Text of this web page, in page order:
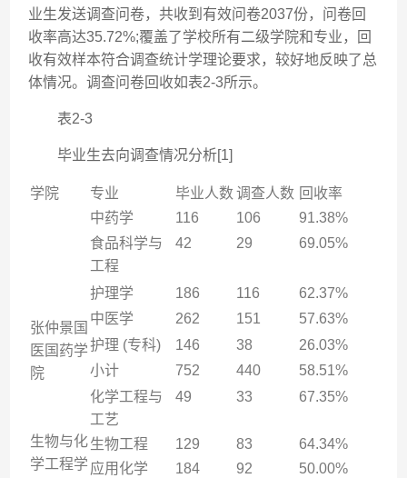
业生发送调查问卷，共收到有效问卷2037份，问卷回
收率高达35.72%;覆盖了学校所有二级学院和专业，回
收有效样本符合调查统计学理论要求，较好地反映了总
体情况。调查问卷回收如表2-3所示。
表2-3
毕业生去向调查情况分析[1]
学院 专业 毕业人数 调查人数 回收率
张仲景国
医国药学
院
中药学 116 106
91.38%
食品科学与
工程
42 29 69.05%
护理学 186 116
62.37%
中医学
262 151
57.63%
护理 (专科)
146 38
26.03%
小计
752 440 58.51%
生物与化
学工程学
化学工程与
工艺
49 33 67.35%
生物工程 129 83
64.34%
应用化学
184 92
50.00%